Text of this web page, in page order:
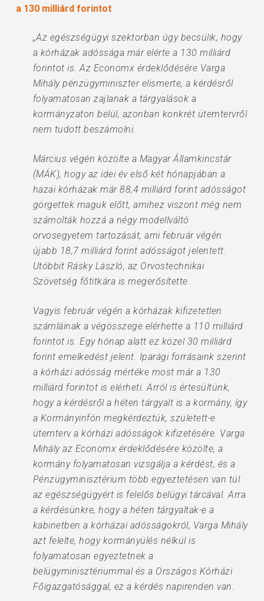
a 130 milliárd forintot
„Az egészségügyi szektorban úgy becsülik, hogy
a kórházak adóssága már elérte a 130 milliárd
forintot is. Az Economx érdeklődésére Varga
Mihály pénzügyminiszter elismerte, a kérdésről
folyamatosan zajlanak a tárgyalások a
kormányzaton belül, azonban konkrét ütemtervről
nem tudott beszámolni.
Március végén közölte a Magyar Államkincstár
(MÁK), hogy az idei év első két hónapjában a
hazai kórházak már 88,4 milliárd forint adósságot
görgettek maguk előtt, amihez viszont még nem
számolták hozzá a négy modellváltó
orvosegyetem tartozását, ami február végén
újabb 18,7 milliárd forint adósságot jelentett.
Utóbbit Rásky László, az Orvostechnikai
Szövetség főtitkára is megerősítette.
Vagyis február végén a kórházak kifizetetlen
számláinak a végösszege elérhette a 110 milliárd
forintot is. Egy hónap alatt ez közel 30 milliárd
forint emelkedést jelent. Iparági forrásaink szerint
a kórházi adósság mértéke most már a 130
milliárd forintot is elérheti. Arról is értesültünk,
hogy a kérdésről a héten tárgyalt is a kormány, így
a Kormányinfón megkérdeztük, született-e
ütemterv a kórházi adósságok kifizetésére. Varga
Mihály az Economx érdeklődésére közölte, a
kormány folyamatosan vizsgálja a kérdést, és a
Pénzügyminisztérium több egyeztetésen van túl
az egészségügyért is felelős belügyi tárcával. Arra
a kérdésünkre, hogy a héten tárgyaltak-e a
kabinetben a kórházai adósságokról, Varga Mihály
azt felelte, hogy kormányülés nélkül is
folyamatosan egyeztetnek a
belügyminisztériummal és a Országos Kórházi
Főigazgatósággal, ez a kérdés napirenden van.